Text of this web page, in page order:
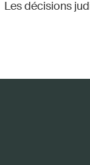
Les décisions